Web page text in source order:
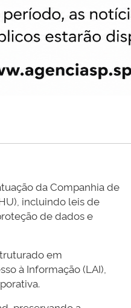
da Companhia de
incluindo leis de
de dados e
em
à Informação (LAI),